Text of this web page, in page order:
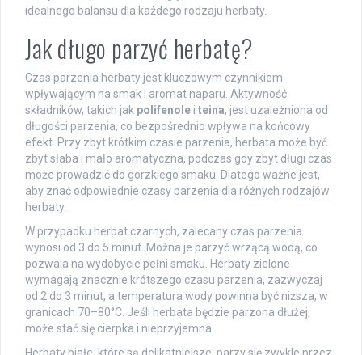
idealnego balansu dla każdego rodzaju herbaty.
Jak długo parzyć herbatę?
Czas parzenia herbaty jest kluczowym czynnikiem
wpływającym na smak i aromat naparu. Aktywność
składników, takich jak polifenole i teina, jest uzależniona od
długości parzenia, co bezpośrednio wpływa na końcowy
efekt. Przy zbyt krótkim czasie parzenia, herbata może być
zbyt słaba i mało aromatyczna, podczas gdy zbyt długi czas
może prowadzić do gorzkiego smaku. Dlatego ważne jest,
aby znać odpowiednie czasy parzenia dla różnych rodzajów
herbaty.
W przypadku herbat czarnych, zalecany czas parzenia
wynosi od 3 do 5 minut. Można je parzyć wrzącą wodą, co
pozwala na wydobycie pełni smaku. Herbaty zielone
wymagają znacznie krótszego czasu parzenia, zazwyczaj
od 2 do 3 minut, a temperatura wody powinna być niższa, w
granicach 70–80°C. Jeśli herbata będzie parzona dłużej,
może stać się cierpka i nieprzyjemna.
Herbaty białe, które są delikatniejsze, parzy się zwykle przez